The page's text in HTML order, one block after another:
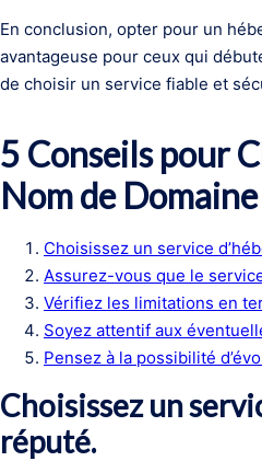
En conclusion, opter pour un
avantageuse pour ceux qui
de choisir un service fiable et
5 Conseils pour
Nom de
Choisissez un service
Assurez-vous que le
Vérifiez les limitations en
Soyez attentif aux
Pensez à la possibilité
Choisissez un
réputé.